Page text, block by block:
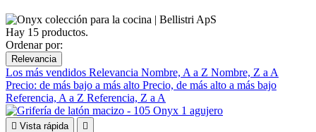
Hay 15 productos.
Ordenar por:
Relevancia
Los más vendidos Relevancia Nombre, A a Z Nombre, Z a A
Precio: de más bajo a más alto Precio, de más alto a más bajo
Referencia, A a Z Referencia, Z a A
 Vista rápida 